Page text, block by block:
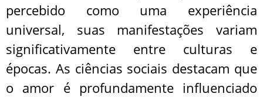
percebido como uma experiência
universal, suas manifestações variam
significativamente entre culturas e
épocas. As ciências sociais destacam que
o amor é profundamente influenciado